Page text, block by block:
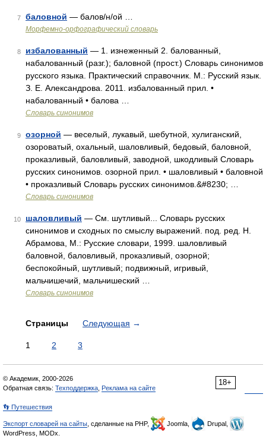
7 баловной — балов/н/ой …
Морфемно-орфографический словарь
8 избалованный — 1. изнеженный 2. балованный,
набалованный (разг.); баловной (прост.) Словарь синонимов
русского языка. Практический справочник. М.: Русский язык.
З. Е. Александрова. 2011. избалованный прил. •
набалованный • балова …
Словарь синонимов
9 озорной — веселый, лукавый, шебутной, хулиганский,
озороватый, охальный, шаловливый, бедовый, баловной,
проказливый, баловливый, заводной, шкодливый Словарь
русских синонимов. озорной прил. • шаловливый • баловной
• проказливый Словарь русских синонимов.&#8230; …
Словарь синонимов
10 шаловливый — См. шутливый... Словарь русских
синонимов и сходных по смыслу выражений. под. ред. Н.
Абрамова, М.: Русские словари, 1999. шаловливый
баловной, баловливый, проказливый, озорной;
беспокойный, шутливый; подвижный, игривый,
мальчишечий, мальчишеский …
Словарь синонимов
Страницы Следующая →
1 2 3
18+
© Академик, 2000-2026
Обратная связь: Техподдержка Реклама на сайте
👣 Путешествия
Экспорт словарей на сайты , сделанные на PHP, Joomla,
Drupal,
WordPress, MODx.